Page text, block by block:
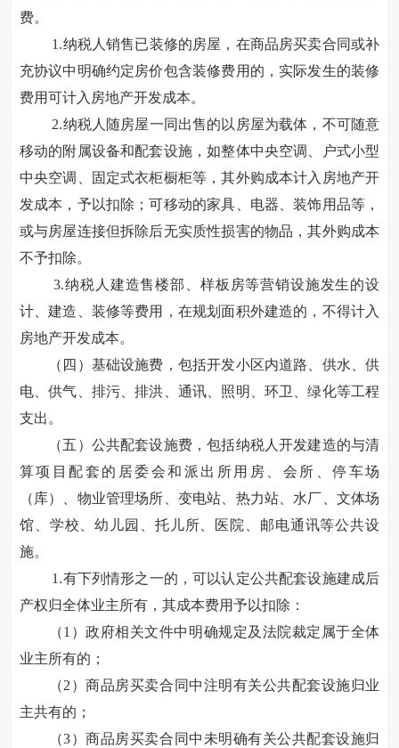
费。
1.纳税人销售已装修的房屋，在商品房买卖合同或补
充协议中明确约定房价包含装修费用的，实际发生的装修
费用可计入 房地产开发成本。
2.纳税人 随房屋一同出售的以房屋为载体，不可随意
移动的附属设备和配套设施，如整体中央空调、户式小型
中央空调、固定式衣柜橱柜等，其外购成本计入 房地产开
发成本 ，予以扣除；可移动的家具、电器、装饰用品等，
或与房屋连接但拆除后无实质性损害的物品，其外购成本
不予扣除。
3.纳税人建造售楼部、样板房等营销设施发生的设
计、建造、装修等费用， 在规划面积外建造的 ， 不得计入
房地产开发成本。
（四）基础设施费，包括开发小区内道路、供水、供
电、供气、排污、排洪、通讯、照明、环卫、绿化等工程
支出 。
（五）公共配套设施费，包括纳税人开发建造的与清
算项目配套的居委会和派出所用房、会所、停车场
（库）、物业管理场所、变电站、热力站、水厂、文体场
馆、学校、幼儿园、托儿所、医院、邮电通讯等公共设
施。
1.有下列情形之一的，可以认定公共配套设施建成后
产权归全体业主所有，其成本费用予以扣除：
（1）政府相关文件中明确规定及法院裁定属于全体
业主所有的 ；
（2）商品房买卖合同 中注明有关公共配套设施归业
主共有的 ；
（3）商品房买卖合同中未明确有关公共配套设施归